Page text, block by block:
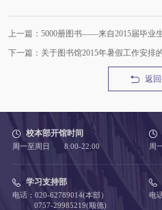
上一篇：5000册图书——来自2015届毕业
下一篇：关于图书馆2015年暑假工作安排
返
校本部开馆时间
周一至周日 8:00-22:00 周
学习支持部
电话：020-62789014(本部）
0757-29985219(顺德)
电